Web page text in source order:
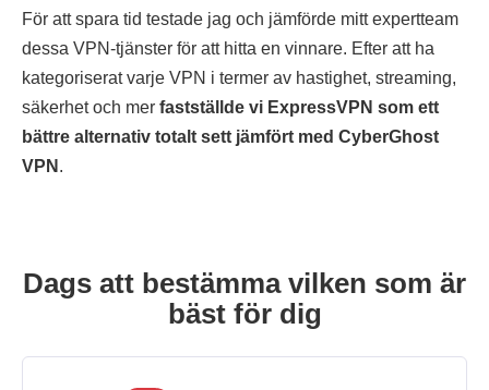
För att spara tid testade jag och jämförde mitt expertteam
dessa VPN-tjänster för att hitta en vinnare. Efter att ha
kategoriserat varje VPN i termer av hastighet, streaming,
säkerhet och mer fastställde vi ExpressVPN som ett
bättre alternativ totalt sett jämfört med CyberGhost
VPN .
Dags att bestämma vilken som är
bäst för dig